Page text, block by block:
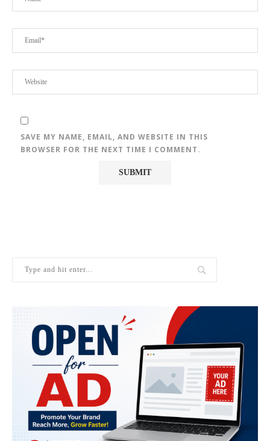
SAVE MY NAME, EMAIL, AND WEBSITE IN THIS
BROWSER FOR THE NEXT TIME I COMMENT.